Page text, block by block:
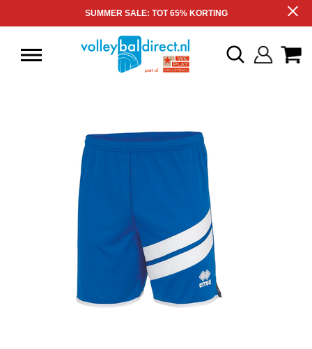
SUMMER SALE: TOT 65% KORTING